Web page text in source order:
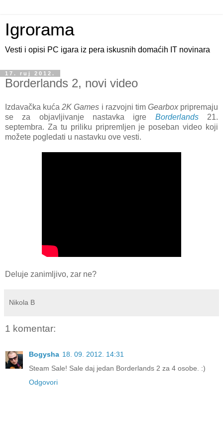
Igrorama
Vesti i opisi PC igara iz pera iskusnih domaćih IT novinara
17. ruj 2012.
Borderlands 2, novi video
Izdavačka kuća2K Games i razvojni tim Gearboxpripremaju
se za objavljivanje nastavka igre Borderlands21.
septembra. Za tu priliku pripremljen je poseban video koji
možete pogledati u nastavku ove vesti.
Deluje zanimljivo, zar ne?
Nikola B
1 komentar:
Bogysha 18. 09. 2012. 14:31
Steam Sale! Sale daj jedan Borderlands 2 za 4 osobe. :)
Odgovori